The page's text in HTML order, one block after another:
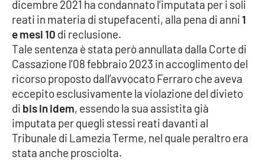
STREAMING
LaC TV
LaC Network
LaC OnAir
dicembre 2021 ha condannato l’imputata per i soli
reati in materia di stupefacenti, alla pena di anni1
e mesi 10 di reclusione.
Tale sentenza è stata però annullata dalla Corte di
Cassazione l’08 febbraio 2023 in accoglimento del
ricorso proposto dall’avvocato Ferraro che aveva
eccepito esclusivamente la violazione del divieto
di bis in idem, essendo la sua assistita già
imputata per quegli stessi reati davanti al
Tribunale di Lamezia Terme, nel quale peraltro era
stata anche prosciolta.